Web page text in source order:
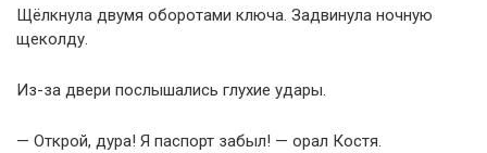
Щёлкнула двумя оборотами ключа. Задвинула ночную
щеколду.
Из-за двери послышались глухие удары.
— Открой, дура! Я паспорт забыл! — орал Костя.